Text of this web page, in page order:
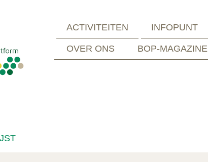
ACTIVITEITEN INFOPUNT
OVER ONS BOP-MAGAZINE